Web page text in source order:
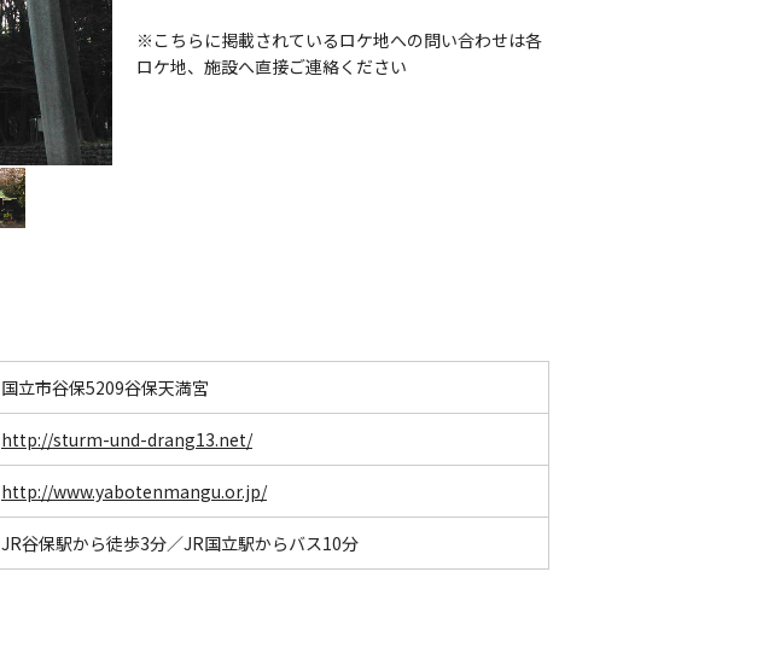
※こちらに掲載されているロケ地への問い合わせは各
ロケ地、施設へ直接ご連絡ください
国立市谷保5209谷保天満宮
http://sturm-und-drang13.net/
http://www.yabotenmangu.or.jp/
JR谷保駅から徒歩3分／JR国立駅からバス10分